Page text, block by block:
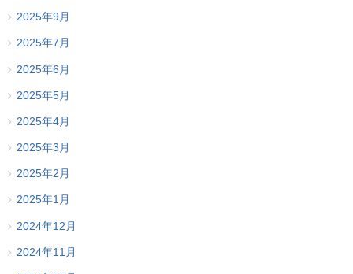
2025年9月
2025年7月
2025年6月
2025年5月
2025年4月
2025年3月
2025年2月
2025年1月
2024年12月
2024年11月